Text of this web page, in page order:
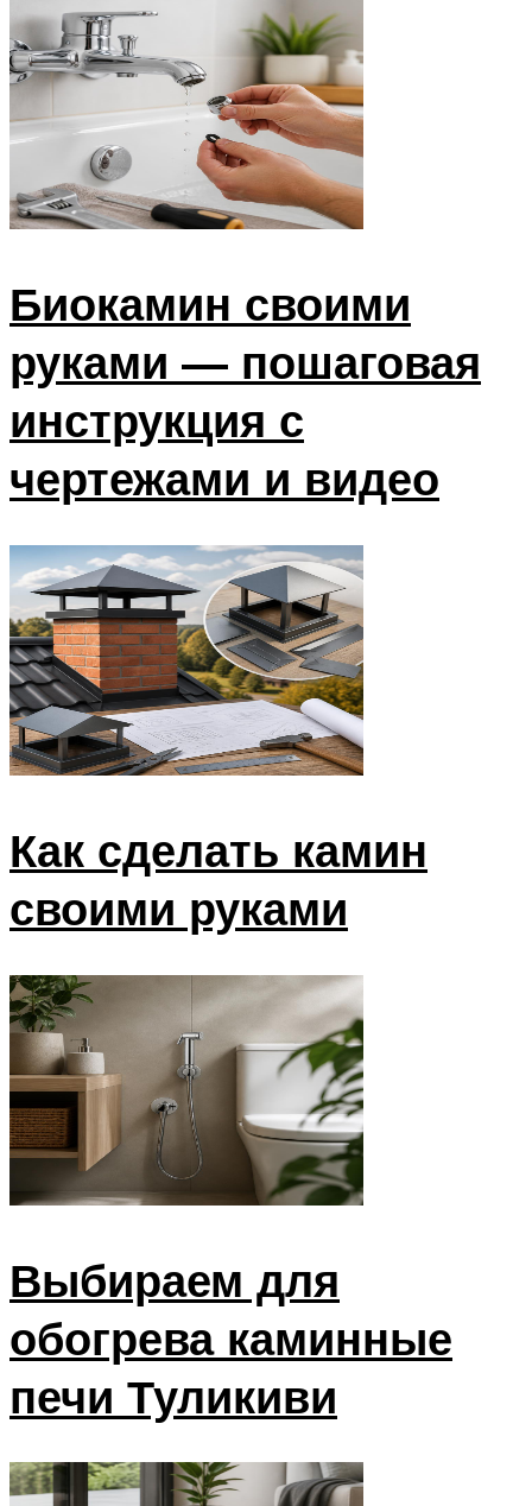
Биокамин своими
руками — пошаговая
инструкция с
чертежами и видео
Как сделать камин
своими руками
Выбираем для
обогрева каминные
печи Туликиви